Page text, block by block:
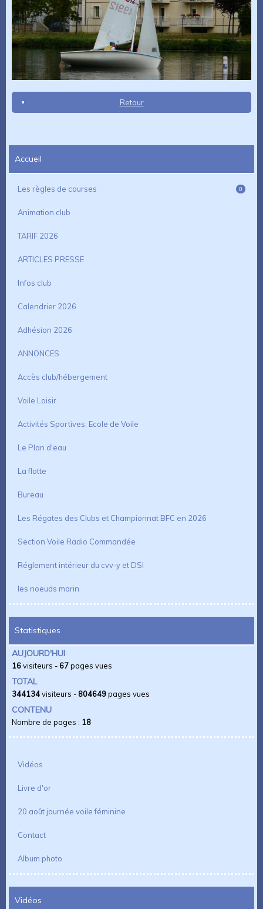
Retour
Accueil
Les règles de courses 0
Animation club
TARIF 2026
ARTICLES PRESSE
Infos club
Calendrier 2026
Adhésion 2026
ANNONCES
Accès club/hébergement
Voile Loisir
Activités Sportives, Ecole de Voile
Le Plan d'eau
La flotte
Bureau
Les Régates des Clubs et Championnat BFC en 2026
Section Voile Radio Commandée
Réglement intérieur du cvv-y et DSI
les noeuds marin
Statistiques
AUJOURD'HUI
16visiteurs - 67pages vues
TOTAL
344134visiteurs - 804649pages vues
CONTENU
Nombre de pages : 18
Vidéos
Livre d'or
20 août journée voile féminine
Contact
Album photo
Vidéos